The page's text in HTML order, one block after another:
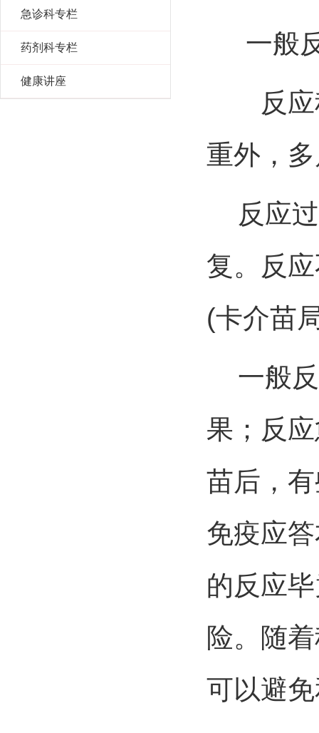
急诊科专栏
药剂科专栏
健康讲座
一般
反应程
重外，
反应过
复。反
(卡介苗
一般反
果；反
苗后，
免疫应
的反应
险。随
可以避